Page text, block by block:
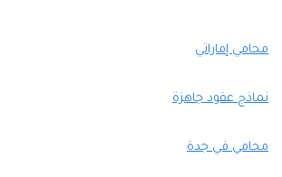
محامي إماراتي
نماذج عقود جاهزة
محامي في جدة